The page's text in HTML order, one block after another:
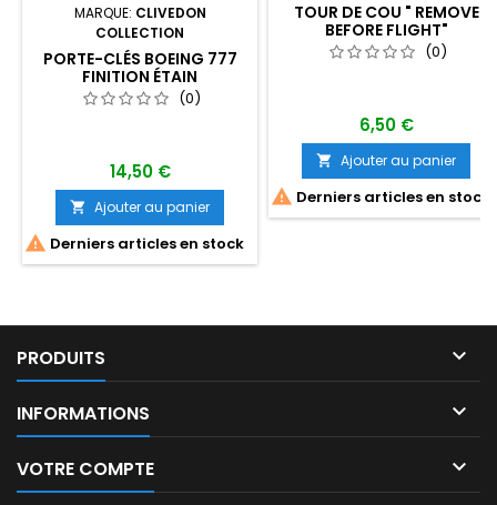
MARQUE: CLIVEDON
COLLECTION
PORTE-CLÉS BOEING 777
FINITION ÉTAIN
(0)
14,50 €
 Ajouter au panier
 Derniers articles en stock
TOUR DE COU " REMOVE
BEFORE FLIGHT"
(0)
6,50 €
 Ajouter au panier
 Derniers articles en stock
PRODUITS 
INFORMATIONS 
VOTRE COMPTE 